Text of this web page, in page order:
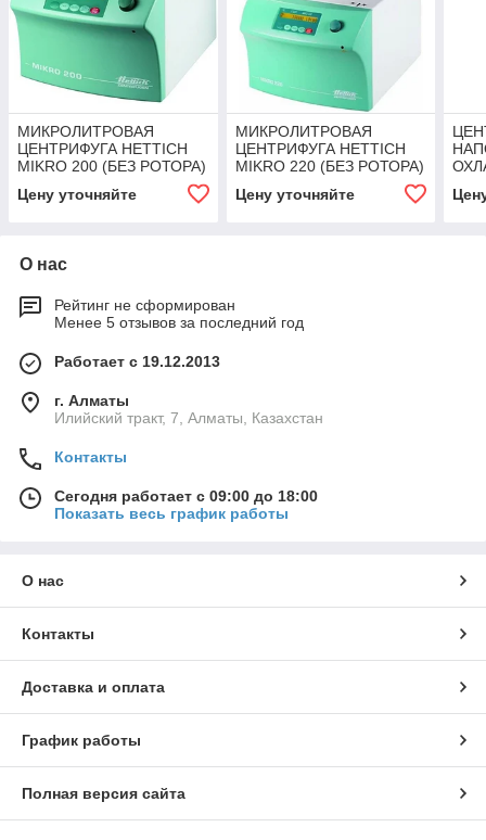
МИКРОЛИТРОВАЯ
ЦЕНТРИФУГА HETTICH
MIKRO 200 (БЕЗ РОТОРА)
Цену уточняйте
МИКРОЛИТРОВАЯ
ЦЕНТРИФУГА HETTICH
MIKRO 220 (БЕЗ РОТОРА)
Цену уточняйте
О нас
Рейтинг не сформирован
Менее 5 отзывов за последний год
Работает с 19.12.2013
г. Алматы
Илийский тракт, 7, Алматы, Казахстан
Контакты
Сегодня работает с 09:00 до 18:00
Показать весь график работы
О нас
Контакты
Доставка и оплата
График работы
Полная версия сайта